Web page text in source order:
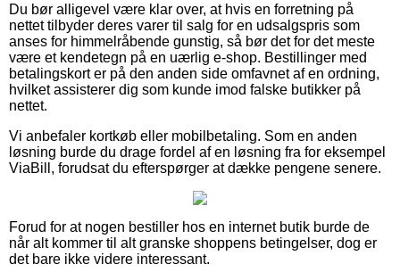
Du bør alligevel være klar over, at hvis en forretning på
nettet tilbyder deres varer til salg for en udsalgspris som
anses for himmelråbende gunstig, så bør det for det meste
være et kendetegn på en uærlig e-shop. Bestillinger med
betalingskort er på den anden side omfavnet af en ordning,
hvilket assisterer dig som kunde imod falske butikker på
nettet.
Vi anbefaler kortkøb eller mobilbetaling. Som en anden
løsning burde du drage fordel af en løsning fra for eksempel
ViaBill, forudsat du efterspørger at dække pengene senere.
Forud for at nogen bestiller hos en internet butik burde de
når alt kommer til alt granske shoppens betingelser, dog er
det bare ikke videre interessant.